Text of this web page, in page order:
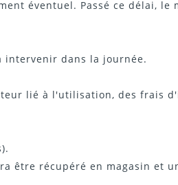
éventuel. Passé ce délai, le
intervenir dans la journée.
lié à l'utilisation, des frais
être récupéré en magasin et